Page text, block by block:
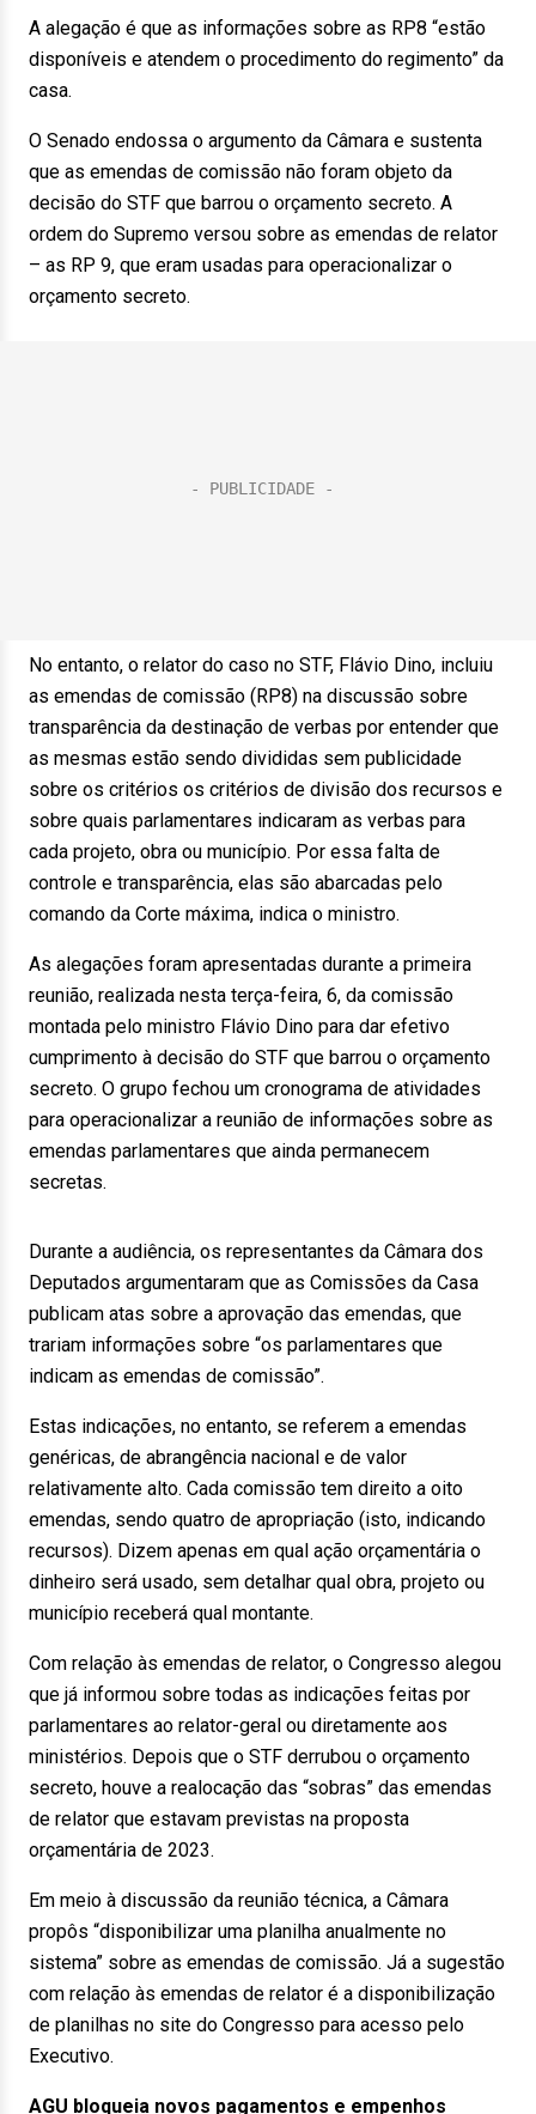
A alegação é que as informações sobre as RP8 “estão
disponíveis e atendem o procedimento do regimento” da
casa.
O Senado endossa o argumento da Câmara e sustenta
que as emendas de comissão não foram objeto da
decisão do STF que barrou o orçamento secreto. A
ordem do Supremo versou sobre as emendas de relator
– as RP 9, que eram usadas para operacionalizar o
orçamento secreto.
No entanto, o relator do caso no STF, Flávio Dino, incluiu
as emendas de comissão (RP8) na discussão sobre
transparência da destinação de verbas por entender que
as mesmas estão sendo divididas sem publicidade
sobre os critérios os critérios de divisão dos recursos e
sobre quais parlamentares indicaram as verbas para
cada projeto, obra ou município. Por essa falta de
controle e transparência, elas são abarcadas pelo
comando da Corte máxima, indica o ministro.
As alegações foram apresentadas durante a primeira
reunião, realizada nesta terça-feira, 6, da comissão
montada pelo ministro Flávio Dino para dar efetivo
cumprimento à decisão do STF que barrou o orçamento
secreto. O grupo fechou um cronograma de atividades
para operacionalizar a reunião de informações sobre as
emendas parlamentares que ainda permanecem
secretas.
Durante a audiência, os representantes da Câmara dos
Deputados argumentaram que as Comissões da Casa
publicam atas sobre a aprovação das emendas, que
trariam informações sobre “os parlamentares que
indicam as emendas de comissão”.
Estas indicações, no entanto, se referem a emendas
genéricas, de abrangência nacional e de valor
relativamente alto. Cada comissão tem direito a oito
emendas, sendo quatro de apropriação (isto, indicando
recursos). Dizem apenas em qual ação orçamentária o
dinheiro será usado, sem detalhar qual obra, projeto ou
município receberá qual montante.
Com relação às emendas de relator, o Congresso alegou
que já informou sobre todas as indicações feitas por
parlamentares ao relator-geral ou diretamente aos
ministérios. Depois que o STF derrubou o orçamento
secreto, houve a realocação das “sobras” das emendas
de relator que estavam previstas na proposta
orçamentária de 2023.
Em meio à discussão da reunião técnica, a Câmara
propôs “disponibilizar uma planilha anualmente no
sistema” sobre as emendas de comissão. Já a sugestão
com relação às emendas de relator é a disponibilização
de planilhas no site do Congresso para acesso pelo
Executivo.
AGU bloqueia novos pagamentos e empenhos